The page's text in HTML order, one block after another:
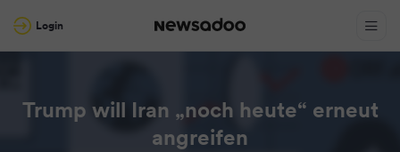
Login
Trump will Iran „noch heute“ erneut
angreifen